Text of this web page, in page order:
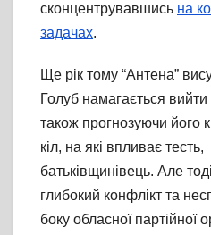
сконцентрувавшись на
задачах.
Ще рік тому “Антена”
Голуб намагається
також прогнозуючи його
кіл, на які впливає
батьківщинівець. Але
глибокий конфлікт та
боку обласної партійної